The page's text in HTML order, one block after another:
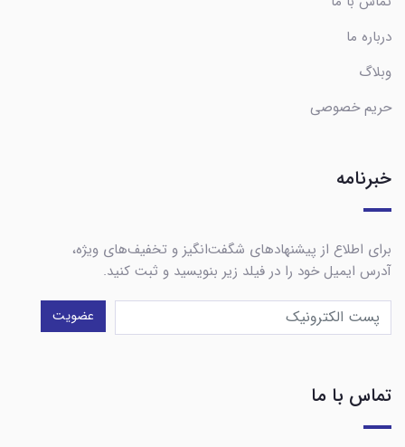
درباره ما
وبلاگ
حریم خصوصی
خبرنامه
برای اطلاع از پیشنهادهای شگفت‌انگیز و تخفیف‌های ویژه،
آدرس ایمیل خود را در فیلد زیر بنویسید و ثبت کنید.
عضویت
تماس با ما